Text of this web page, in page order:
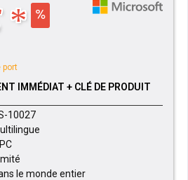
*
port
IMMÉDIAT + CLÉ DE PRODUIT
10027
le monde entier